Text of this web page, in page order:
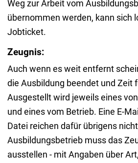
Weg zur Arbeit vom
übernommen werden, kann sich
Jobticket.
Zeugnis:
Auch wenn es weit entfernt
die Ausbildung beendet und Zeit
Ausgestellt wird jeweils eines
und eines vom Betrieb. Eine E-
Datei reichen dafür übrigens
Ausbildungsbetrieb muss das
ausstellen - mit Angaben über